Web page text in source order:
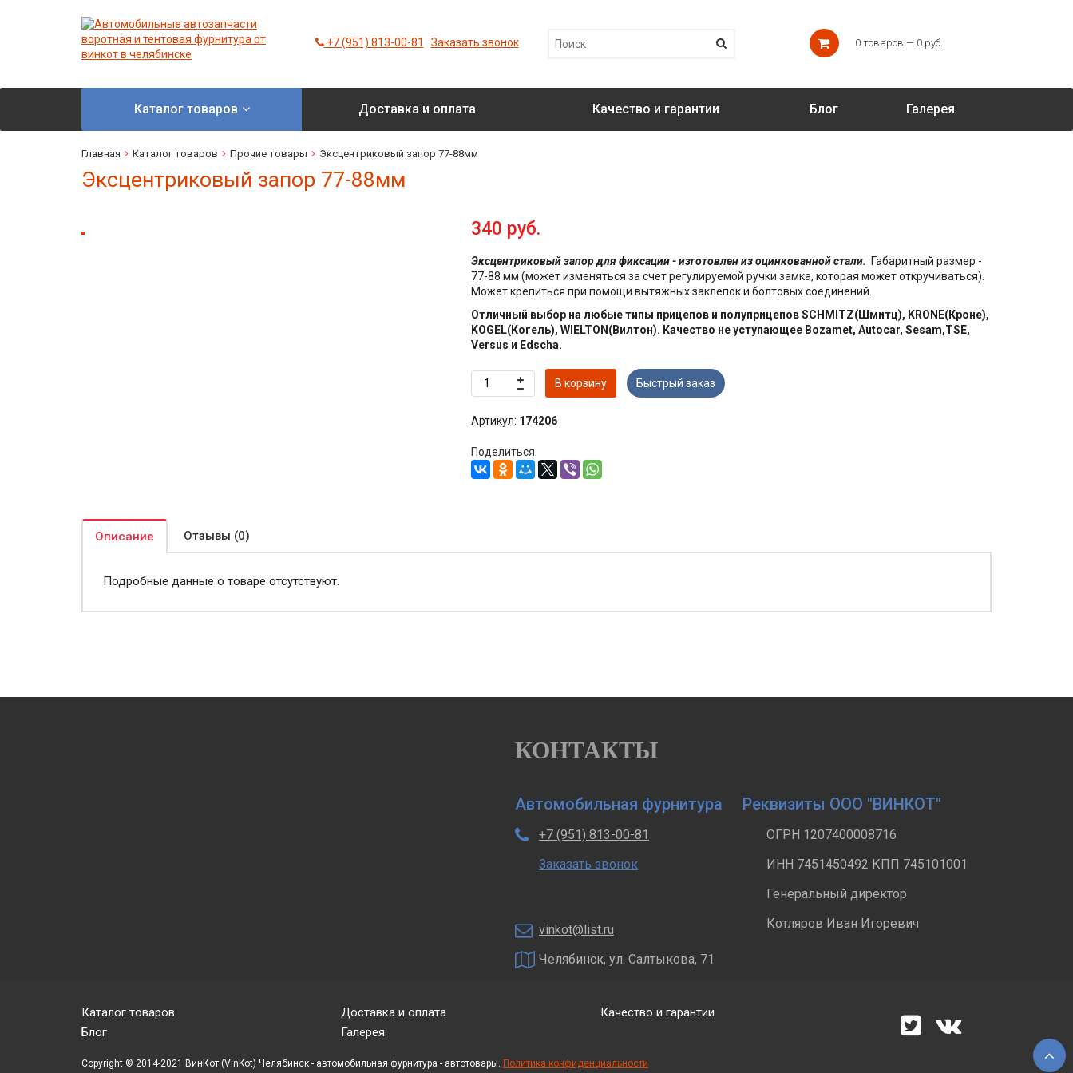
+7 (951) 813-00-81 Заказать звонок 0 товаров — 0 руб.
Каталог товаров Доставка и оплата Качество и гарантии Блог Галерея
Главная Каталог товаров Прочие товары Эксцентриковый запор 77-88мм
Эксцентриковый запор 77-88мм
340 руб.
Эксцентриковый запор для фиксации - изготовлен из оцинкованной стали. Габаритный размер -
77-88 мм (может изменяться за счет регулируемой ручки замка, которая может откручиваться).
Может крепиться при помощи вытяжных заклепок и болтовых соединений.
Отличный выбор на любые типы прицепов и полуприцепов SCHMITZ(Шмитц), KRONE(Кроне),
KOGEL(Когель), WIELTON(Вилтон). Качество не уступающее Bozamet, Autocar, Sesam,TSE,
Versus и Edscha.
В корзину Быстрый заказ
Артикул: 174206
Поделиться:
Описание Отзывы (0)
Подробные данные о товаре отсутствуют.
КОНТАКТЫ
Автомобильная фурнитура
+7 (951) 813-00-81
Заказать звонок
vinkot@list.ru
Челябинск, ул. Салтыкова, 71
Реквизиты ООО "ВИНКОТ"
ОГРН 1207400008716
ИНН 7451450492 КПП 745101001
Генеральный директор
Котляров Иван Игоревич
Каталог товаров Доставка и оплата
Качество и гарантии
Блог
Галерея
Copyright © 2014-2021 ВинКот (VinKot) Челябинск - автомобильная фурнитура - автотовары. Политика конфиденциальности